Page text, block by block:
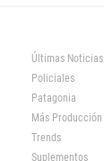
Últimas Noticias
Policiales
Patagonia
Más Producción
Trends
Suplementos